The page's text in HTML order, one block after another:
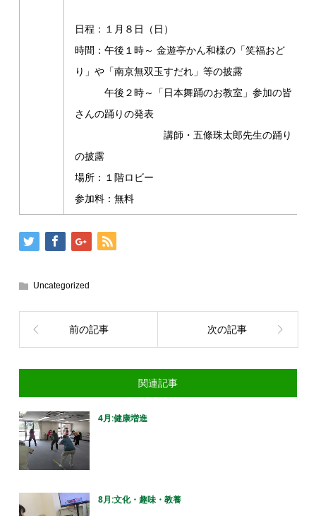
日程：１月８日（日）
時間：午後１時～ 金遊亭かん和様の「笑福おど
り」や「南京無双玉すだれ」等の披露
午後２時～「日本舞踊のお教室」参加の皆
さんの踊りの発表
講師・五條珠太郎先生の踊り
の披露
場所：１階ロビー
参加料：無料
Uncategorized
前の記事 次の記事
関連記事
4月:健康増進
8月:文化・趣味・教養